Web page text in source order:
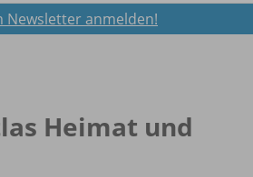
Newsletter anmelden!
Heimat und